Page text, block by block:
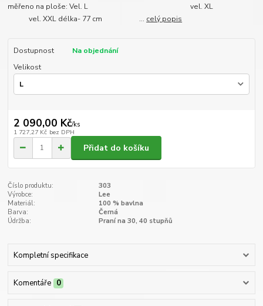
měřeno na ploše: Vel. L vel. XL
vel. XXL délka- 77 cm ... celý popis
Dostupnost
Na objednání
Velikost
2 090,00 Kč/ks
1 727,27 Kč bez DPH
Přidat do košíku
Číslo produktu:
303
Výrobce:
Lee
Materiál:
100 % bavlna
Barva:
Černá
Údržba:
Praní na 30, 40 stupňů
Kompletní specifikace
Komentáře 0